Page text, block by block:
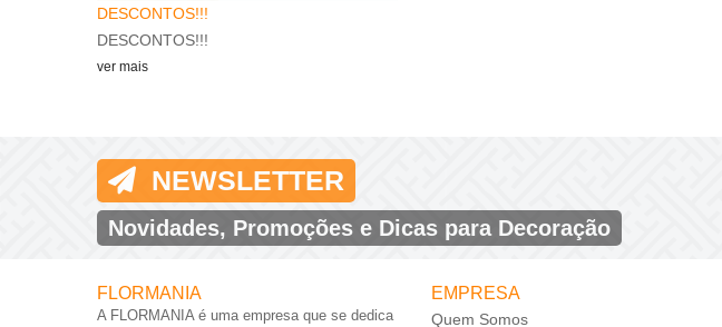
DESCONTOS!!!
DESCONTOS!!!
ver mais
NEWSLETTER
Novidades, Promoções e Dicas para Decoração
FLORMANIA
A FLORMANIA é uma empresa que se dedica
EMPRESA
Quem Somos